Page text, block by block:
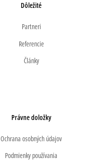
Dôležité
Partneri
Referencie
Články
Právne doložky
Ochrana osobných údajov
Podmienky používania